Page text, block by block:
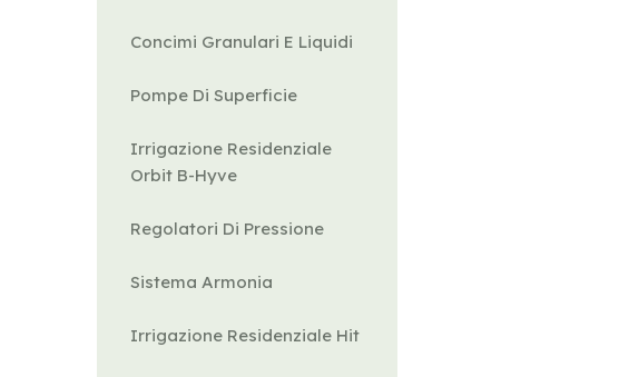
Concimi Granulari E Liquidi
Pompe Di Superficie
Irrigazione Residenziale
Orbit B-Hyve
Regolatori Di Pressione
Sistema Armonia
Irrigazione Residenziale Hit